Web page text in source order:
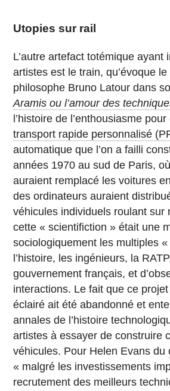
Utopies sur rail
L’autre artefact totémique ayant
artistes est le train, qu’évoque
philosophe Bruno Latour dans
Aramis ou l’amour des
l’histoire de l’enthousiasme
transport rapide personnalisé
automatique que l’on a failli
années 1970 au sud de Paris,
auraient remplacé les voitures
des ordinateurs auraient
véhicules individuels roulant sur
cette « scientifiction » était une
sociologiquement les multiples
l’histoire, les ingénieurs, la
gouvernement français, et
interactions. Le fait que ce
éclairé ait été abandonné et
annales de l’histoire
artistes à essayer de construire
véhicules. Pour Helen Evans du
« malgré les investissements
recrutement des meilleurs